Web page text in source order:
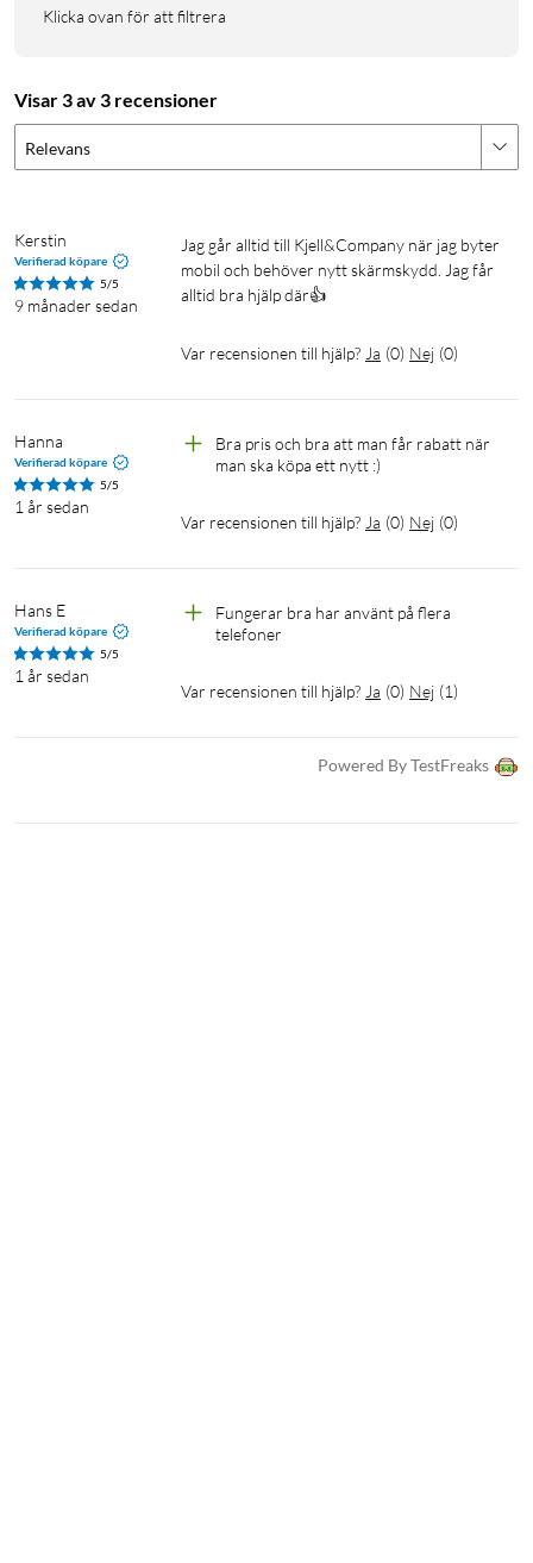
Klicka ovan för att filtrera
Visar 3 av 3 recensioner
Relevans
Kerstin
Verifierad köpare
5/5
9 månader sedan
Jag går alltid till Kjell&Company när jag byter
mobil och behöver nytt skärmskydd. Jag får
alltid bra hjälp där👍
Var recensionen till hjälp? Ja (0) Nej (0)
Hanna
Verifierad köpare
5/5
1 år sedan
Bra pris och bra att man får rabatt när
man ska köpa ett nytt :)
Var recensionen till hjälp? Ja (0) Nej (0)
Hans E
Verifierad köpare
5/5
1 år sedan
Fungerar bra har använt på flera
telefoner
Var recensionen till hjälp? Ja (0) Nej (1)
Powered By TestFreaks